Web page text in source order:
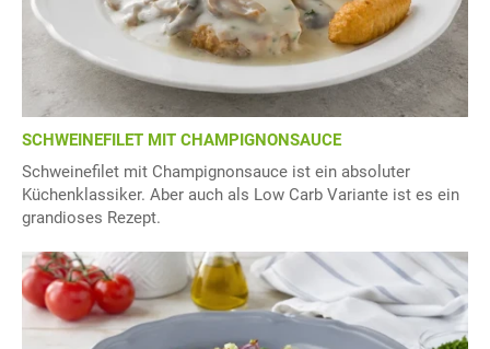
SCHWEINEFILET MIT CHAMPIGNONSAUCE
Schweinefilet mit Champignonsauce ist ein absoluter
Küchenklassiker. Aber auch als Low Carb Variante ist es ein
grandioses Rezept.